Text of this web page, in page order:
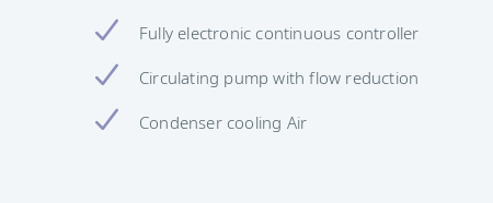
Fully electronic continuous controller
Circulating pump with flow reduction
Condenser cooling Air